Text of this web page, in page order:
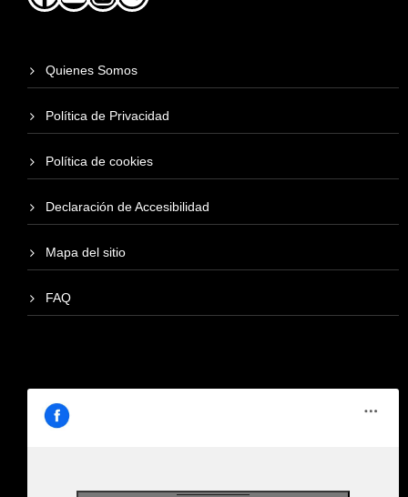
Quienes Somos
Política de Privacidad
Política de cookies
Declaración de Accesibilidad
Mapa del sitio
FAQ